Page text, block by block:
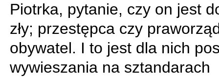
Piotrka, pytanie, czy on jest
zły; przestępca czy
obywatel. I to jest dla nich
wywieszania na sztandarach